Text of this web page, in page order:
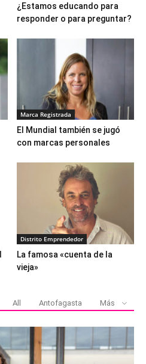
¿Estamos educando para
responder o para preguntar?
Marca Registrada
El Mundial también se jugó
con marcas personales
Distrito Emprendedor
La famosa «cuenta de la
vieja»
All Antofagasta Más